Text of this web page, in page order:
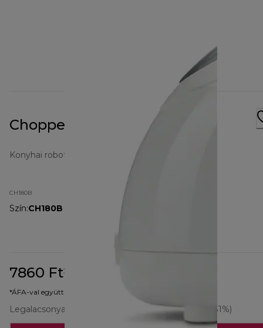
Chopper CH180
Konyhai robotgépek
CH180B
Szín:CH180B
7860 Ft13 190 Ft
*ÁFA-val együtt
Legalacsonyabb ár az elmúlt 30 napban11 423 Ft (-31%)